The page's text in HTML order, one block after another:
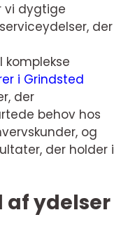
vi dygtige
der
i Grindsted
der
behov hos
og
der holder i
af ydelser